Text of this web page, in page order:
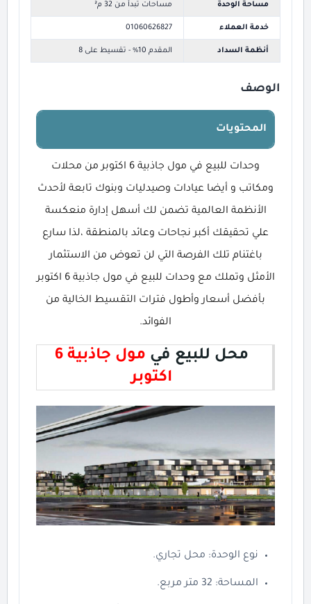
مساحة الوحدة مساحات تبدأ من 32 م²
خدمة العملاء 01060626827
أنظمة السداد المقدم 10% - تقسيط على 8
الوصف
المحتويات
وحدات للبيع في مول جاذبية 6 اكتوبر من محلات
ومكاتب و أيضا عيادات وصيدليات وبنوك تابعة لأحدث
الأنظمة العالمية تضمن لك أسهل إدارة منعكسة
علي تحقيقك أكبر نجاحات وعائد بالمنطقة ،لذا سارع
باغتنام تلك الفرصة التي لن تعوض من الاستثمار
الأمثل وتملك مع وحدات للبيع في مول جاذبية 6 اكتوبر
بأفضل أسعار وأطول فترات التقسيط الخالية من
الفوائد.
محل للبيع في
مول جاذبية 6
اكتوبر
نوع الوحدة: محل تجاري.
المساحة: 32 متر مربع.